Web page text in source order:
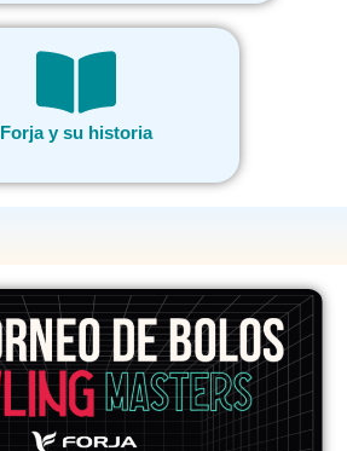
Forja y su historia